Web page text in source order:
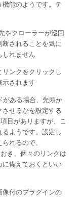
能のようです。テ
をクローラーが巡回
されることを気に
しれません
ンクをクリックし
示されます
ある場合、先頭か
せるかを設定する
目がありますが、こ
ようです。設定し
れるので、
き、個々のリンクは
に備えておくといい
像付のプラグインの